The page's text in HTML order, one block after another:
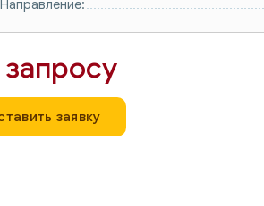
Направление:
заявку